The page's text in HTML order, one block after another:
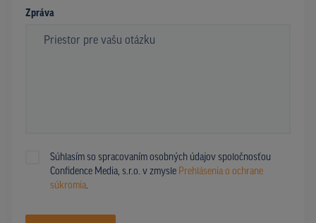
Zpráva
Súhlasím so spracovaním osobných údajov spoločnosťou
Confidence Media, s.r.o. v zmysle Prehlásenia o ochrane
súkromia.